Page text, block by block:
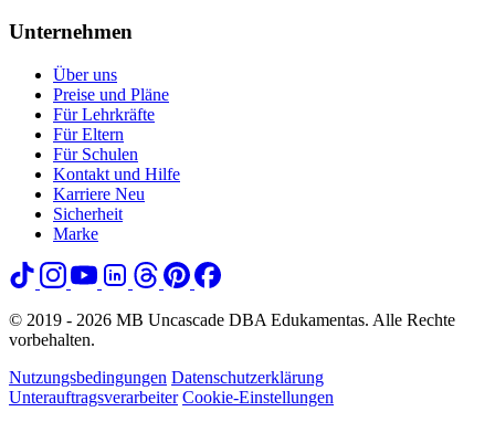
Unternehmen
Über uns
Preise und Pläne
Für Lehrkräfte
Für Eltern
Für Schulen
Kontakt und Hilfe
Karriere Neu
Sicherheit
Marke
© 2019 - 2026 MB Uncascade DBA Edukamentas. Alle Rechte
vorbehalten.
Nutzungsbedingungen Datenschutzerklärung
Unterauftragsverarbeiter Cookie-Einstellungen